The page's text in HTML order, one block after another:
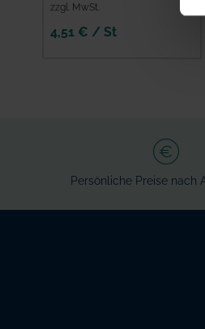
zzgl. MwSt.
4,51 € / St
Persönliche Preise nach